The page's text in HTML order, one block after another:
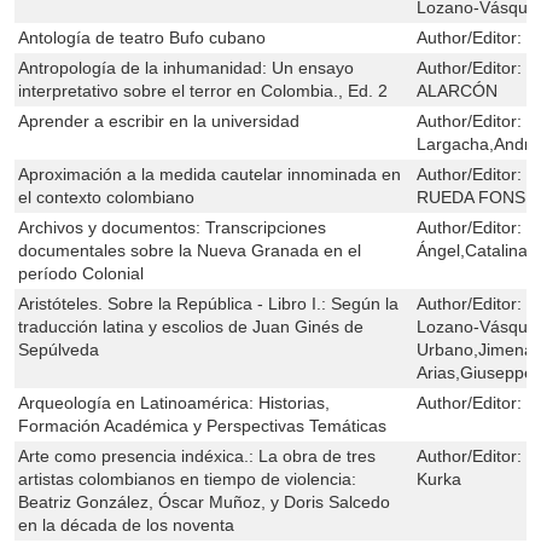
Lozano-
Antología de teatro Bufo cubano
Author/Editor:
Antropología de la inhumanidad: Un ensayo
interpretativo sobre el terror en Colombia., Ed. 2
Author/Editor:
ALARCÓN
Aprender a escribir en la universidad
Author/Editor:
Aproximación a la medida cautelar innominada en
el contexto colombiano
Author/Editor:
RUEDA
Archivos y documentos: Transcripciones
documentales sobre la Nueva Granada en el
período Colonial
Author/Editor:
Ángel,Catalina
Aristóteles. Sobre la República - Libro I.: Según la
traducción latina y escolios de Juan Ginés de
Sepúlveda
Author/Editor:
Lozano-
Urbano,Jimena
Arias,Giuseppe
Arqueología en Latinoamérica: Historias,
Formación Académica y Perspectivas Temáticas
Author/Editor:
Arte como presencia indéxica.: La obra de tres
artistas colombianos en tiempo de violencia:
Beatriz González, Óscar Muñoz, y Doris Salcedo
en la década de los noventa
Author/Editor:
Kurka